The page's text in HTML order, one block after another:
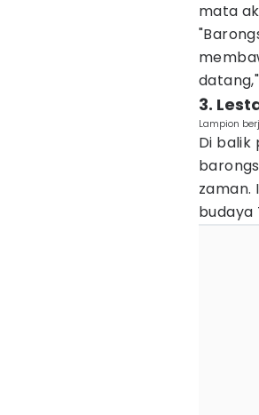
mata
3.
Lampion
Di balik
zaman.
budaya